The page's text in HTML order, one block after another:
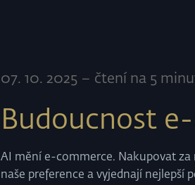
07. 10. 2025 – čtení na 5
Budoucnost
AI mění e-commerce. Nakupovat za
naše preference a vyjednají nejlepší